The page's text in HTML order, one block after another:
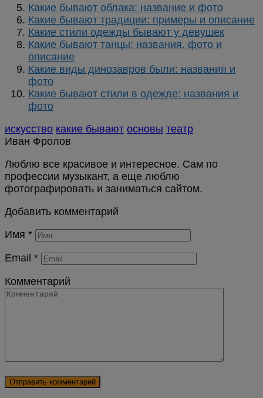
Какие бывают облака: название и фото
Какие бывают традиции: примеры и описание
Какие стили одежды бывают у девушек
Какие бывают танцы: названия, фото и
описание
Какие виды динозавров были: названия и
фото
Какие бывают стили в одежде: названия и
фото
искусство какие бывают основы театр
Иван Фролов
Люблю все красивое и интересное. Сам по
профессии музыкант, а еще люблю
фотографировать и заниматься сайтом.
Добавить комментарий
Имя *
Email *
Комментарий